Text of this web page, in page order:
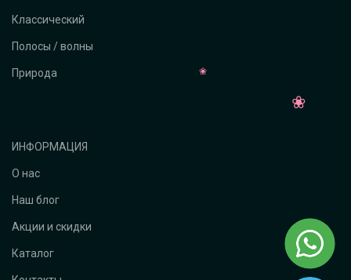
Классический
Полосы / волны
Природа
ИНФОРМАЦИЯ
О нас
Наш блог
Акции и скидки
Каталог